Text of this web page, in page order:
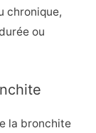
chronique,
ou
la bronchite